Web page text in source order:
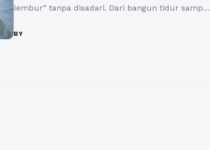
lembur” tanpa disadari. Dari bangun tidur sampai
laptop, atau tablet seolah jadi rutinitas wajib, baik
BY